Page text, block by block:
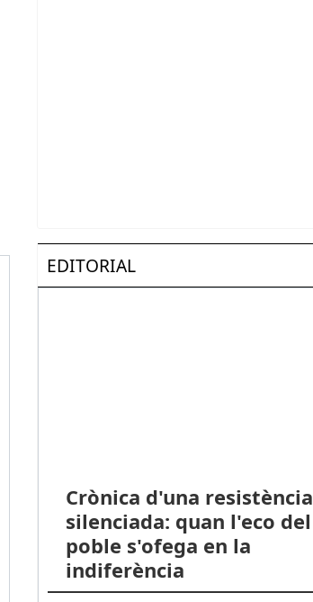
EDITORIAL
Crònica d'una resistència
silenciada: quan l'eco del
poble s'ofega en la
indiferència